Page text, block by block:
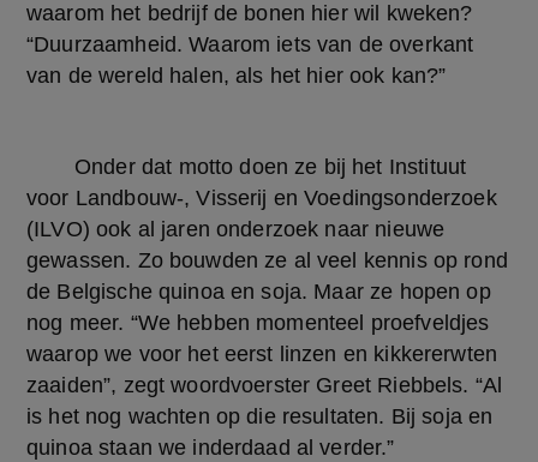
waarom het bedrijf de bonen hier wil kweken?
“Duurzaamheid. Waarom iets van de overkant
van de wereld halen, als het hier ook kan?”
voor Landbouw-, Visserij en Voedingsonderzoek
(ILVO) ook al jaren onderzoek naar nieuwe
gewassen. Zo bouwden ze al veel kennis op rond
de Belgische quinoa en soja. Maar ze hopen op
nog meer. “We hebben momenteel proefveldjes
waarop we voor het eerst linzen en kikkererwten
zaaiden”, zegt woordvoerster Greet Riebbels. “Al
is het nog wachten op die resultaten. Bij soja en
quinoa staan we inderdaad al verder.”